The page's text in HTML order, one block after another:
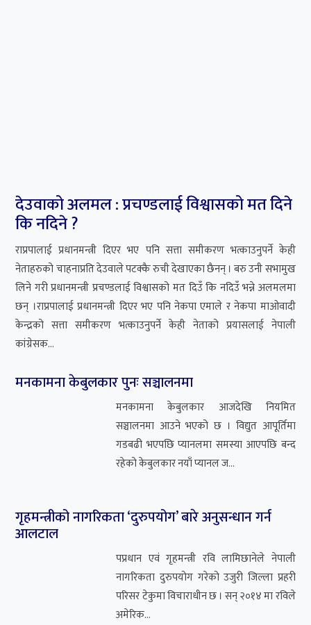
देउवाको अलमल : प्रचण्डलाई विश्वासको मत दिने
कि नदिने ?
राप्रपालाई प्रधानमन्त्री दिएर भए पनि सत्ता समीकरण भत्काउनुपर्ने केही
नेताहरुको चाहनाप्रति देउवाले पटक्कै रुची देखाएका छैनन् । बरु उनी सभामुख
लिने गरी प्रधानमन्त्री प्रचण्डलाई विश्वासको मत दिउँ कि नदिउँ भन्ने अलमलमा
छन् ।राप्रपालाई प्रधानमन्त्री दिएर भए पनि नेकपा एमाले र नेकपा माओवादी
केन्द्रको सत्ता समीकरण भत्काउनुपर्ने केही नेताको प्रयासलाई नेपाली
कांग्रेसक...
मनकामना केबुलकार पुनः सञ्चालनमा
मनकामना केबुलकार आजदेखि नियमित
सञ्चालनमा आउने भएको छ । विद्युत आपूर्तिमा
गडबढी भएपछि प्यानलमा समस्या आएपछि बन्द
रहेको केबुलकार नयाँ प्यानल ज...
गृहमन्त्रीको नागरिकता ‘दुरुपयोग’ बारे अनुसन्धान गर्न
आलटाल
पप्रधान एवं गृहमन्त्री रवि लामिछानेले नेपाली
नागरिकता दुरुपयोग गरेको उजुरी जिल्ला प्रहरी
परिसर टेकुमा विचाराधीन छ । सन् २०१४ मा रविले
अमेरिक...